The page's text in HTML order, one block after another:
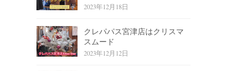
2023年12月18日
クレパパス宮津店はクリスマ
スムード
2023年12月12日